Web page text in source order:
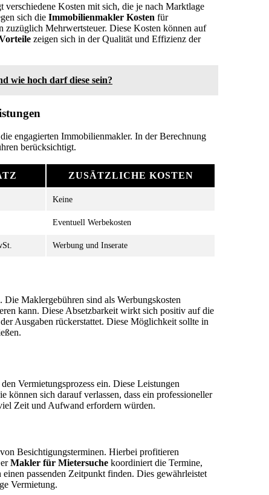
Kosten mit sich, die je nach Marktlage
sich die Immobilienmakler Kosten für
zuzüglich Mehrwertsteuer. Diese Kosten können auf
zeigen sich in der Qualität und Effizienz der
wie hoch darf diese sein?
engagierten Immobilienmakler. In der Berechnung
berücksichtigt.
ZUSÄTZLICHE KOSTEN
Keine
Eventuell Werbekosten
Werbung und Inserate
Maklergebühren sind als Werbungskosten
kann. Diese Absetzbarkeit wirkt sich positiv auf die
Ausgaben rückerstattet. Diese Möglichkeit sollte in
Vermietungsprozess ein. Diese Leistungen
können sich darauf verlassen, dass ein professioneller
Zeit und Aufwand erfordern würden.
Besichtigungsterminen. Hierbei profitieren
Makler für Mietersuche koordiniert die Termine,
passenden Zeitpunkt finden. Dies gewährleistet
Vermietung.